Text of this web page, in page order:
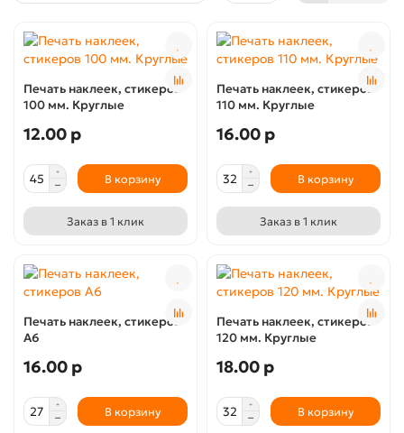
Печать наклеек, стикеров
100 мм. Круглые
12.00 р
В корзину
Заказ в 1 клик
Печать наклеек, стикеров
110 мм. Круглые
16.00 р
В корзину
Заказ в 1 клик
Печать наклеек, стикеров
А6
16.00 р
В корзину
Печать наклеек, стикеров
120 мм. Круглые
18.00 р
В корзину